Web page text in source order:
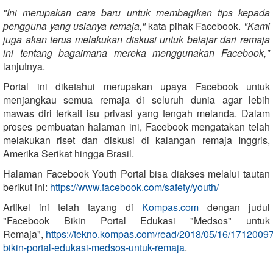
"Ini merupakan cara baru untuk membagikan tips kepada
pengguna yang usianya remaja,"kata pihak Facebook. "Kami
juga akan terus melakukan diskusi untuk belajar dari remaja
ini tentang bagaimana mereka menggunakan Facebook,"
lanjutnya.
Portal ini diketahui merupakan upaya Facebook untuk
menjangkau semua remaja di seluruh dunia agar lebih
mawas diri terkait isu privasi yang tengah melanda. Dalam
proses pembuatan halaman ini, Facebook mengatakan telah
melakukan riset dan diskusi di kalangan remaja Inggris,
Amerika Serikat hingga Brasil.
Halaman Facebook Youth Portal bisa diakses melalui tautan
berikut ini: https://www.facebook.com/safety/youth/
Artikel ini telah tayang di Kompas.com dengan judul
"Facebook Bikin Portal Edukasi "Medsos" untuk
Remaja", https://tekno.kompas.com/read/2018/05/16/
bikin-portal-edukasi-medsos-untuk-remaja.